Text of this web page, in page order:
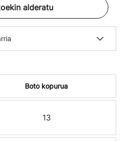
alderatu
Boto kopurua
13